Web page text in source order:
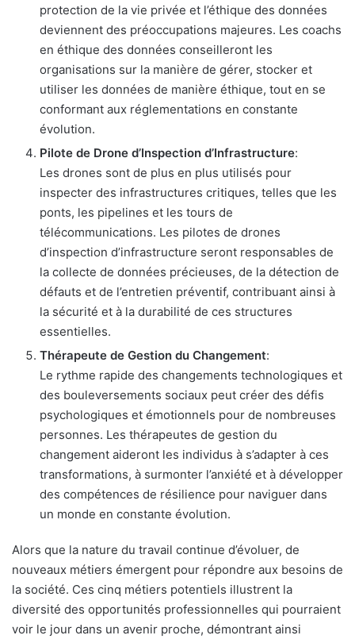
protection de la vie privée et l’éthique des données
deviennent des préoccupations majeures. Les coachs
en éthique des données conseilleront les
organisations sur la manière de gérer, stocker et
utiliser les données de manière éthique, tout en se
conformant aux réglementations en constante
évolution.
Pilote de Drone d’Inspection d’Infrastructure:
Les drones sont de plus en plus utilisés pour
inspecter des infrastructures critiques, telles que les
ponts, les pipelines et les tours de
télécommunications. Les pilotes de drones
d’inspection d’infrastructure seront responsables de
la collecte de données précieuses, de la détection de
défauts et de l’entretien préventif, contribuant ainsi à
la sécurité et à la durabilité de ces structures
essentielles.
Thérapeute de Gestion du Changement:
Le rythme rapide des changements technologiques et
des bouleversements sociaux peut créer des défis
psychologiques et émotionnels pour de nombreuses
personnes. Les thérapeutes de gestion du
changement aideront les individus à s’adapter à ces
transformations, à surmonter l’anxiété et à développer
des compétences de résilience pour naviguer dans
un monde en constante évolution.
Alors que la nature du travail continue d’évoluer, de
nouveaux métiers émergent pour répondre aux besoins de
la société. Ces cinq métiers potentiels illustrent la
diversité des opportunités professionnelles qui pourraient
voir le jour dans un avenir proche, démontrant ainsi